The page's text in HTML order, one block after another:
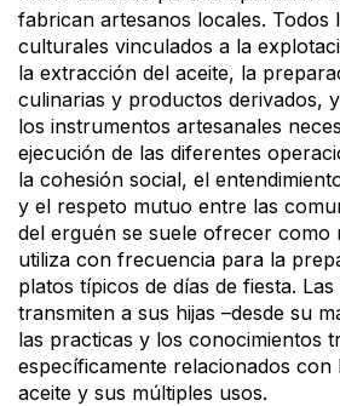
fabrican artesanos locales. Todos
culturales vinculados a la
la extracción del aceite, la
culinarias y productos derivados,
los instrumentos artesanales
ejecución de las diferentes
la cohesión social, el
y el respeto mutuo entre las
del erguén se suele ofrecer como
utiliza con frecuencia para la
platos típicos de días de fiesta. Las
transmiten a sus hijas –desde su
las practicas y los conocimientos
específicamente relacionados con
aceite y sus múltiples usos.